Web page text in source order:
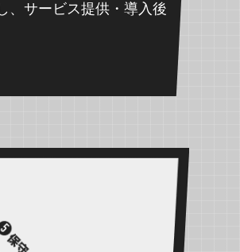
、サービス提供・導入後